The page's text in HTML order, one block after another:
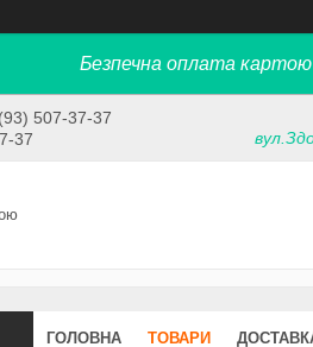
Безпечна оплата картою
507-37-37
37
ГОЛОВНА ТОВАРИ